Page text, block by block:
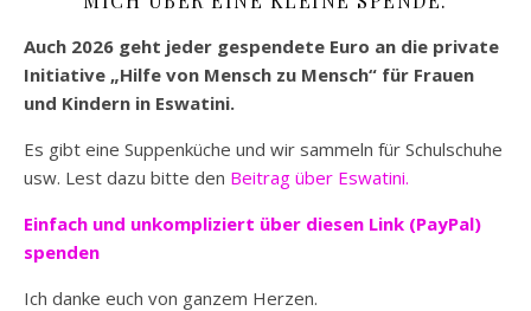
Auch 2026 geht jeder gespendete Euro an die private
Initiative „Hilfe von Mensch zu Mensch“ für Frauen
und Kindern in Eswatini.
Es gibt eine Suppenküche und wir sammeln für Schulschuhe
usw. Lest dazu bitte den Beitrag über Eswatini.
Einfach und unkompliziert über diesen Link (PayPal)
spenden
Ich danke euch von ganzem Herzen.